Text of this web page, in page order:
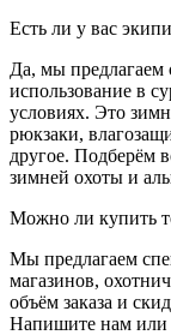
Есть ли у вас
Да, мы предлагаем
использование в
условиях. Это
рюкзаки,
другое. Подберём
зимней охоты и
Можно ли купить
Мы предлагаем
магазинов,
объём заказа и
Напишите нам или